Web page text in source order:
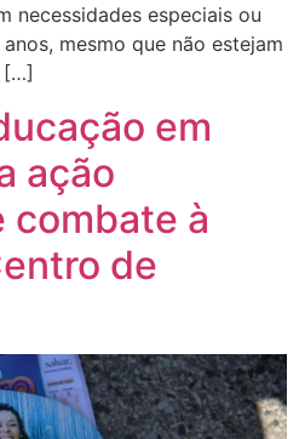
necessidades especiais ou
mesmo que não estejam
[…]
em
ação
combate à
de